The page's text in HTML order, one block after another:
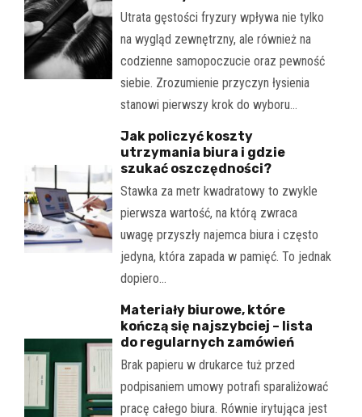
Utrata gęstości fryzury wpływa nie tylko
na wygląd zewnętrzny, ale również na
codzienne samopoczucie oraz pewność
siebie. Zrozumienie przyczyn łysienia
stanowi pierwszy krok do wyboru…
Jak policzyć koszty
utrzymania biura i gdzie
szukać oszczędności?
Stawka za metr kwadratowy to zwykle
pierwsza wartość, na którą zwraca
uwagę przyszły najemca biura i często
jedyna, która zapada w pamięć. To jednak
dopiero…
Materiały biurowe, które
kończą się najszybciej – lista
do regularnych zamówień
Brak papieru w drukarce tuż przed
podpisaniem umowy potrafi sparaliżować
pracę całego biura. Równie irytująca jest